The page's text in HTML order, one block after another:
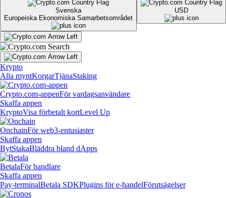
Svenska
Europeiska Ekonomiska Samarbetsområdet
USD
Krypto
Alla myntKorgarTjänaStaking
Crypto.com-appenFör vardagsanvändare
Skaffa appen
KryptoVisa förbetalt kortLevel Up
OnchainFör web3-entusiaster
Skaffa appen
BytStakaBläddra bland dApps
BetalaFör handlare
Skaffa appen
Pay-terminalBetala SDKPlugins för e-handelFörutsägelser